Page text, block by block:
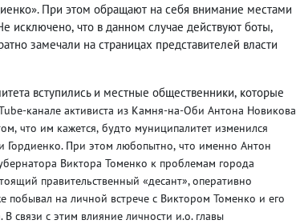
При этом обращают на себя внимание местами
исключено, что в данном случае действуют боты,
замечали на страницах представителей власти
вступились и местные общественники, которые
канале активиста из Камня-на-Оби Антона Новикова
, что им кажется, будто муниципалитет изменился
Гордиенко. При этом любопытно, что именно Антон
Виктора Томенко к проблемам города
правительственный «десант», оперативно
побывал на личной встрече с Виктором Томенко и его
связи с этим влияние личности и.о. главы